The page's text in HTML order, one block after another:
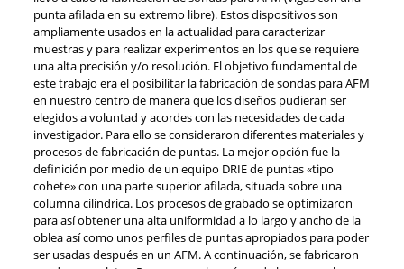
punta afilada en su extremo libre). Estos dispositivos son
ampliamente usados en la actualidad para caracterizar
muestras y para realizar experimentos en los que se requiere
una alta precisión y/o resolución. El objetivo fundamental de
este trabajo era el posibilitar la fabricación de sondas para AFM
en nuestro centro de manera que los diseños pudieran ser
elegidos a voluntad y acordes con las necesidades de cada
investigador. Para ello se consideraron diferentes materiales y
procesos de fabricación de puntas. La mejor opción fue la
definición por medio de un equipo DRIE de puntas «tipo
cohete» con una parte superior afilada, situada sobre una
columna cilíndrica. Los procesos de grabado se optimizaron
para así obtener una alta uniformidad a lo largo y ancho de la
oblea así como unos perfiles de puntas apropiados para poder
ser usadas después en un AFM. A continuación, se fabricaron